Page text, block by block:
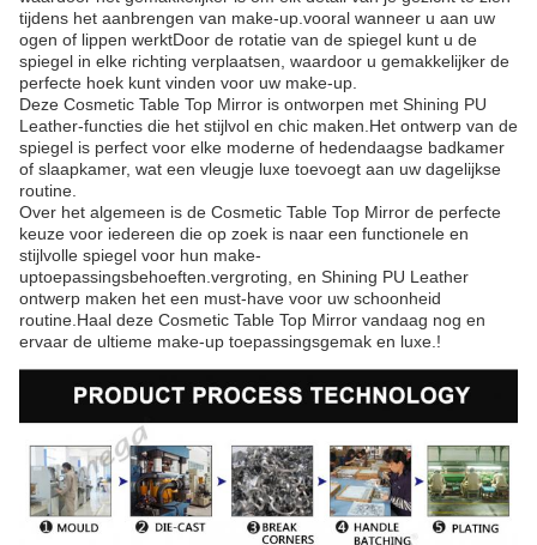
tijdens het aanbrengen van make-up.vooral wanneer u aan uw
ogen of lippen werktDoor de rotatie van de spiegel kunt u de
spiegel in elke richting verplaatsen, waardoor u gemakkelijker de
perfecte hoek kunt vinden voor uw make-up.
Deze Cosmetic Table Top Mirror is ontworpen met Shining PU
Leather-functies die het stijlvol en chic maken.Het ontwerp van de
spiegel is perfect voor elke moderne of hedendaagse badkamer
of slaapkamer, wat een vleugje luxe toevoegt aan uw dagelijkse
routine.
Over het algemeen is de Cosmetic Table Top Mirror de perfecte
keuze voor iedereen die op zoek is naar een functionele en
stijlvolle spiegel voor hun make-
uptoepassingsbehoeften.vergroting, en Shining PU Leather
ontwerp maken het een must-have voor uw schoonheid
routine.Haal deze Cosmetic Table Top Mirror vandaag nog en
ervaar de ultieme make-up toepassingsgemak en luxe.!